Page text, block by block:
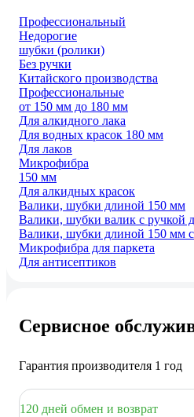
Профессиональный
Недорогие
шубки (ролики)
Без ручки
Китайского производства
Профессиональные
от 150 мм до 180 мм
Для алкидного лака
Для водных красок 180 мм
Для лаков
Микрофибра
150 мм
Для алкидных красок
Валики, шубки длиной 150 мм
Валики, шубки валик с ручкой
Валики, шубки длиной 150 мм
Микрофибра для паркета
Для антисептиков
Сервисное
Гарантия производителя 1 год
120 дней обмен и возврат